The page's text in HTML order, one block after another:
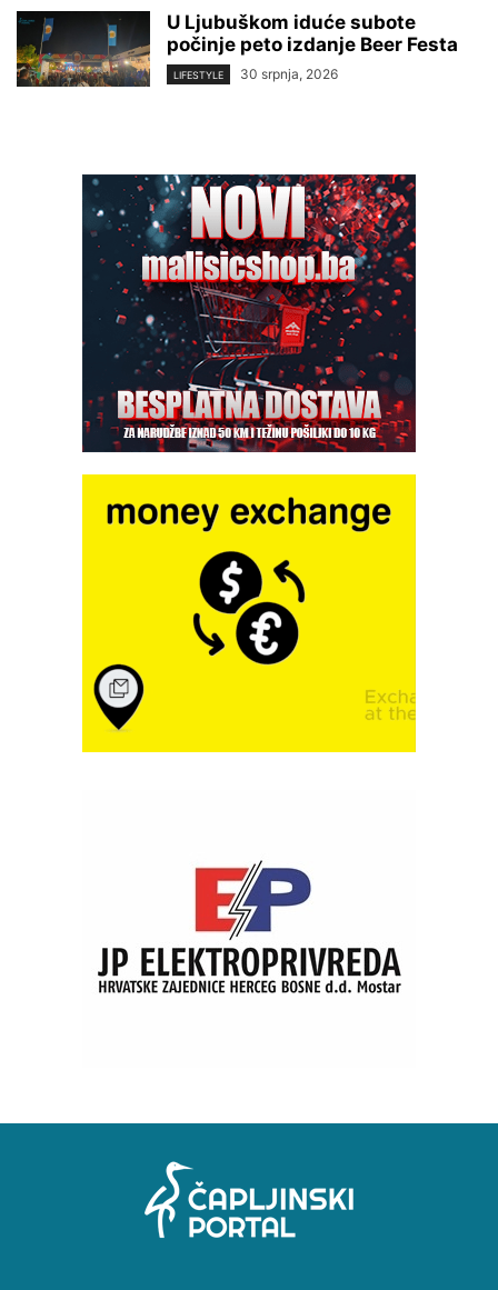
U Ljubuškom iduće subote
počinje peto izdanje Beer Festa
LIFESTYLE 30 srpnja, 2026